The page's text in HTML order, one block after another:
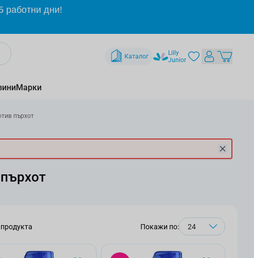
работни дни!
Каталог
Lilly
Junior
Марки
пърхот
продукта Покажи по: